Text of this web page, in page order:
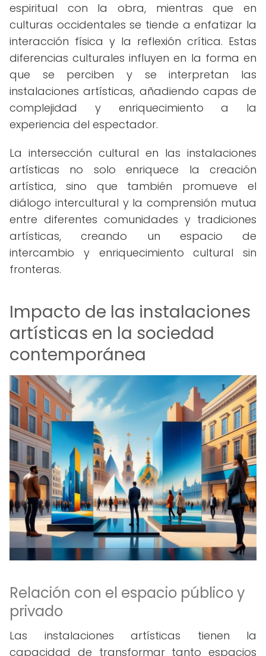
espiritual con la obra, mientras que en
culturas occidentales se tiende a enfatizar la
interacción física y la reflexión crítica. Estas
diferencias culturales influyen en la forma en
que se perciben y se interpretan las
instalaciones artísticas, añadiendo capas de
complejidad y enriquecimiento a la
experiencia del espectador.
La intersección cultural en las instalaciones
artísticas no solo enriquece la creación
artística, sino que también promueve el
diálogo intercultural y la comprensión mutua
entre diferentes comunidades y tradiciones
artísticas, creando un espacio de
intercambio y enriquecimiento cultural sin
fronteras.
Impacto de las instalaciones
artísticas en la sociedad
contemporánea
Relación con el espacio público y
privado
Las instalaciones artísticas tienen la
capacidad de transformar tanto espacios